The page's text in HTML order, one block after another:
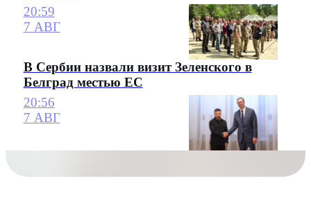
20:59
7 АВГ
В Сербии назвали визит Зеленского в
Белград местью ЕС
20:56
7 АВГ